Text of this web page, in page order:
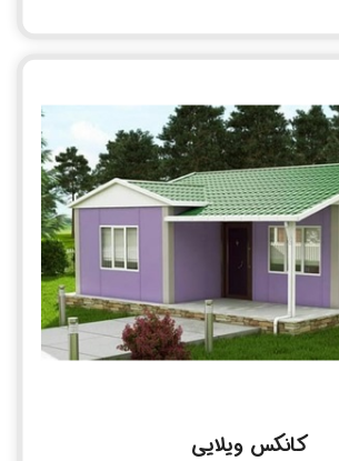
کانکس ویلایی